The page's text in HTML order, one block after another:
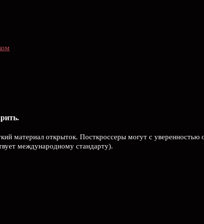
материал открыток. Посткроссеры могут с уверенностью
международному стандарту).